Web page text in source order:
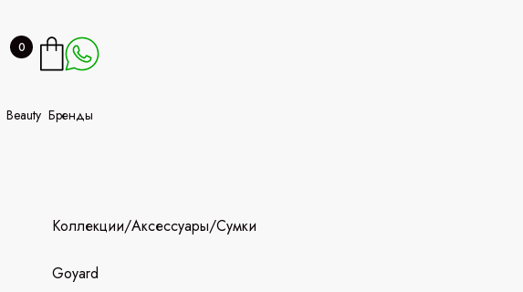
0
Beauty Бренды
Коллекции/Аксессуары/Сумки
Goyard